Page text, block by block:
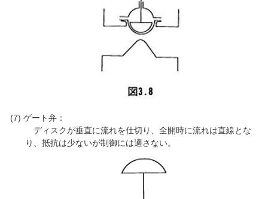
ゲート弁：
ディスクが垂直に流れを仕切り、全開時に流れは直線とな
り、抵抗は少ないが制御には適さない。